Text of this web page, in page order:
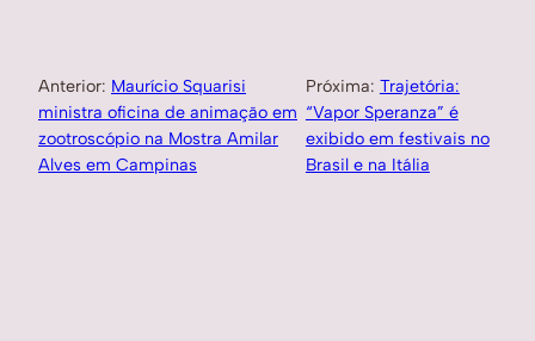
Anterior: Maurício Squarisi
ministra oficina de animação em
zootroscópio na Mostra Amilar
Alves em Campinas
Próxima: Trajetória:
“Vapor Speranza” é
exibido em festivais no
Brasil e na Itália